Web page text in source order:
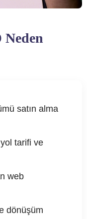
satın alma
tarifi ve
web
dönüşüm